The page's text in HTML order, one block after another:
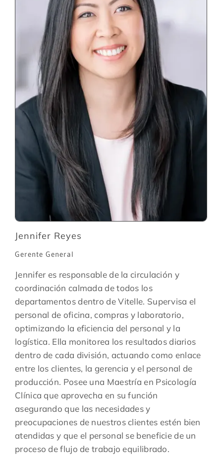
Jennifer Reyes
Gerente General
Jennifer es responsable de la circulación y
coordinación calmada de todos los
departamentos dentro de Vitelle. Supervisa el
personal de oficina, compras y laboratorio,
optimizando la eficiencia del personal y la
logística. Ella monitorea los resultados diarios
dentro de cada división, actuando como enlace
entre los clientes, la gerencia y el personal de
producción. Posee una Maestría en Psicología
Clínica que aprovecha en su función
asegurando que las necesidades y
preocupaciones de nuestros clientes estén bien
atendidas y que el personal se beneficie de un
proceso de flujo de trabajo equilibrado.